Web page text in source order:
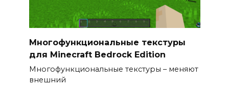
Многофункциональные текстуры
для Minecraft Bedrock Edition
Многофункциональные текстуры – меняют
внешний